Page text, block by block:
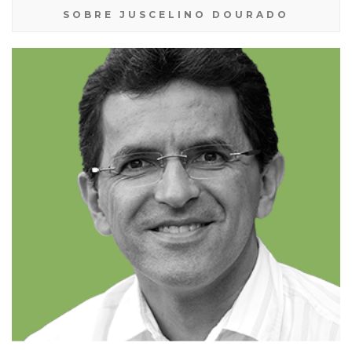
SOBRE JUSCELINO DOURADO